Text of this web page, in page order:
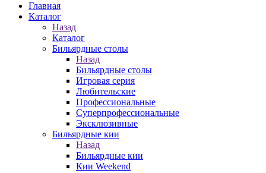
Главная
Каталог
Назад
Каталог
Бильярдные столы
Назад
Бильярдные столы
Игровая серия
Любительские
Профессиональные
Суперпрофессиональные
Эксклюзивные
Бильярдные кии
Назад
Бильярдные кии
Кии Weekend